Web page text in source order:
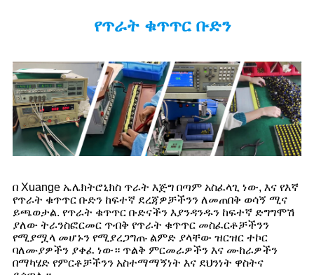
የጥራት ቁጥጥር ቡድን
በ Xuange ኤሌክትሮኒክስ ጥራት እጅግ በጣም አስፈላጊ ነው, እና የእኛ
የጥራት ቁጥጥር ቡድን ከፍተኛ ደረጃዎቻችንን ለመጠበቅ ወሳኝ ሚና
ይጫወታል. የጥራት ቁጥጥር ቡድናችን እያንዳንዱን ከፍተኛ ድግግሞሽ
ያለው ትራንስፎርመር ጥብቅ የጥራት ቁጥጥር መስፈርቶቻችንን
የሚያሟላ መሆኑን የሚያረጋግጡ ልምድ ያላቸው ዝርዝር ተኮር
ባለሙያዎችን ያቀፈ ነው። ጥልቅ ምርመራዎችን እና ሙከራዎችን
በማካሄድ የምርቶቻችንን አስተማማኝነት እና ደህንነት ዋስትና